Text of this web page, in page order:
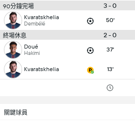
90分鐘完場 3 - 0
Kvaratskhelia
Dembélé 50'
終場休息 2 - 0
Doué
Hakimi 37'
Kvaratskhelia 13'
關鍵球員